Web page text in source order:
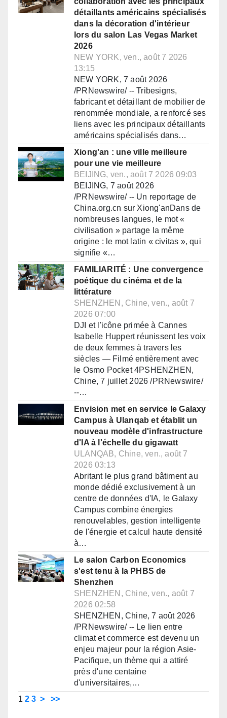
détaillants américains spécialisés
dans la décoration d'intérieur
lors du salon Las Vegas Market
2026
NEW YORK, ven., août 7 2026
13:15
NEW YORK, 7 août 2026
/PRNewswire/ -- Tribesigns,
fabricant et détaillant de mobilier de
renommée mondiale, a renforcé ses
liens avec les principaux détaillants
américains spécialisés dans…
Xiong'an : une ville meilleure
pour une vie meilleure
BEIJING, ven., août 7 2026 09:03
BEIJING, 7 août 2026
/PRNewswire/ -- Un reportage de
China.org.cn sur Xiong'anDans de
nombreuses langues, le mot «
civilisation » partage la même
origine : le mot latin « civitas », qui
signifie «…
FAMILIARITÉ : Une convergence
poétique du cinéma et de la
littérature
SHENZHEN, Chine, ven., août 7
2026 07:00
DJI et l'icône primée à Cannes
Isabelle Huppert réunissent les voix
de deux femmes à travers les
siècles — Filmé entièrement avec
le Osmo Pocket 4PSHENZHEN,
Chine, 7 juillet 2026 /PRNewswire/
--…
Envision met en service le Galaxy
Campus à Ulanqab et établit un
nouveau modèle d'infrastructure
d'IA à l'échelle du gigawatt
ULANQAB, Chine, ven., août 7
2026 03:13
Abritant le plus grand bâtiment au
monde dédié exclusivement à un
centre de données d'IA, le Galaxy
Campus combine énergies
renouvelables, gestion intelligente
de l'énergie et calcul haute densité
à…
Le salon Carbon Economics
s'est tenu à la PHBS de
Shenzhen
SHENZHEN, Chine, ven., août 7
2026 02:58
SHENZHEN, Chine, 7 août 2026
/PRNewswire/ -- Le lien entre
climat et commerce est devenu un
enjeu majeur pour la région Asie-
Pacifique, un thème qui a attiré
près d'une centaine
d'universitaires,…
1 2 3 > >>